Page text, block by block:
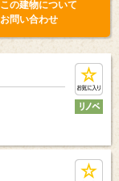
この建物について
お問い合わせ